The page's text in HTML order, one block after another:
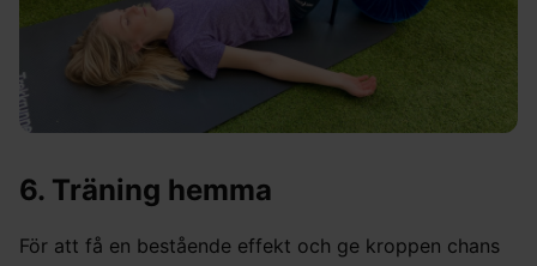
6. Träning hemma
För att få en bestående effekt och ge kroppen chans